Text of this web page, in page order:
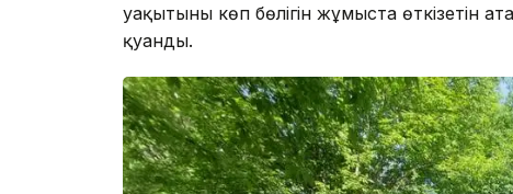
уақытының көп бөлігін жұмыста өткізетін
қуанды.